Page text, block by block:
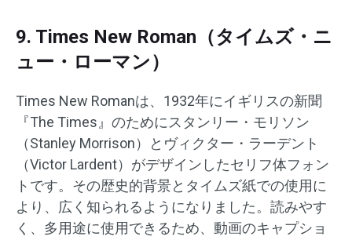
9. Times New Roman（タイムズ・ニ
ュー・ローマン）
Times New Romanは、1932年にイギリスの新聞
『The Times』のためにスタンリー・モリソン
（Stanley Morrison）とヴィクター・ラーデント
（Victor Lardent）がデザインしたセリフ体フォン
トです。​その歴史的背景とタイムズ紙での使用に
より、広く知られるようになりました。​読みやす
く、多用途に使用できるため、動画のキャプショ